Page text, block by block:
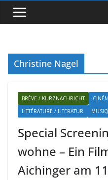
Christine Nagel
BRÈVE / KURZNACHRICHT
LITTÉRATURE / LITERATUR
Special
wohne – Ein
Aichinger am